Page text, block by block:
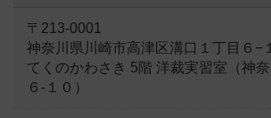
〒213-0001
神奈川県川崎市高津区溝口１丁目６−
てくのかわさき 5階 洋裁実習室（神
６-１０）